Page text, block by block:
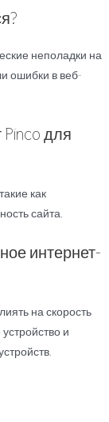
неполадки на
ошибки в веб-
Pinco для
как
сайта.
интернет-
на скорость
и